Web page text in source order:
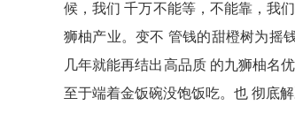
候，我们 千万不能等，不能靠，我
狮柚产业。变不 管钱的甜橙树为摇
几年就能再结出高品质 的九狮柚名
至于端着金饭碗没饱饭吃。也 彻底